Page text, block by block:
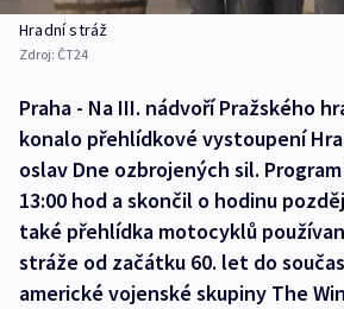
Hradní stráž
Zdroj: ČT24
Praha - Na III. nádvoří Pražského
konalo přehlídkové vystoupení
oslav Dne ozbrojených sil.
13:00 hod a skončil o hodinu
také přehlídka motocyklů
stráže od začátku 60. let do
americké vojenské skupiny The